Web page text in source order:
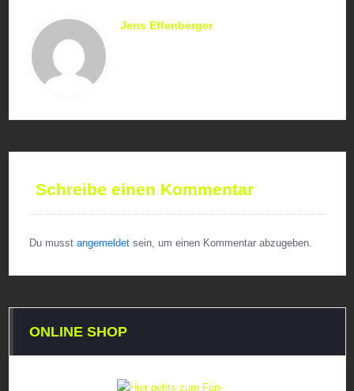
Jens Effenberger
Schreibe einen Kommentar
Du musst angemeldetsein, um einen Kommentar abzugeben.
ONLINE SHOP